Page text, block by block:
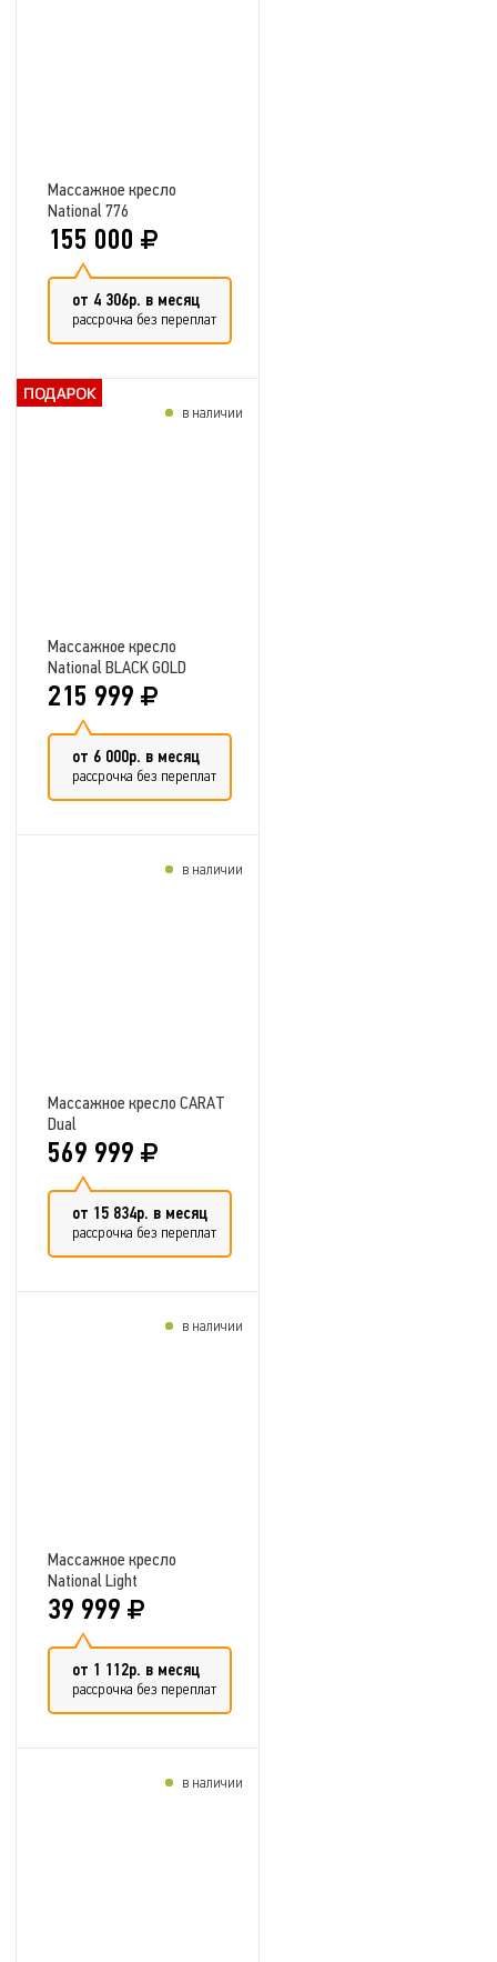
Массажное кресло
National 776
155 000
от 4 306р. в месяц
рассрочка без переплат
Массажное кресло
National BLACK GOLD
215 999
от 6 000р. в месяц
рассрочка без переплат
в наличии
Массажное кресло CARAT
Dual
569 999
от 15 834р. в месяц
рассрочка без переплат
в наличии
Массажное кресло
National Light
39 999
от 1 112р. в месяц
рассрочка без переплат
в наличии
в наличии